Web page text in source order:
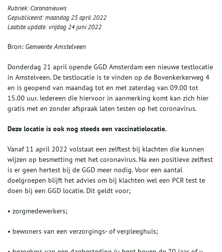
Rubriek:Coronanieuws
Gepubliceerd:maandag 25 april 2022
Laatste update:vrijdag 24 juni 2022
Bron: Gemeente Amstelveen
Donderdag 21 april opende GGD Amsterdam een nieuwe testlocatie
in Amstelveen. De testlocatie is te vinden op de Bovenkerkerweg 4
en is geopend van maandag tot en met zaterdag van 09.00 tot
15.00 uur. Iedereen die hiervoor in aanmerking komt kan zich hier
gratis met en zonder afspraak laten testen op het coronavirus.
Deze locatie is ook nog steeds een vaccinatielocatie.
Vanaf 11 april 2022 volstaat een zelftest bij klachten die kunnen
wijzen op besmetting met het coronavirus. Na een positieve zelftest
is er geen hertest bij de GGD meer nodig. Voor een aantal
doelgroepen blijft het advies om bij klachten wel een PCR test te
doen bij een GGD locatie. Dit geldt voor;
• zorgmedewerkers;
• bewoners van een verzorgings- of verpleeghuis;